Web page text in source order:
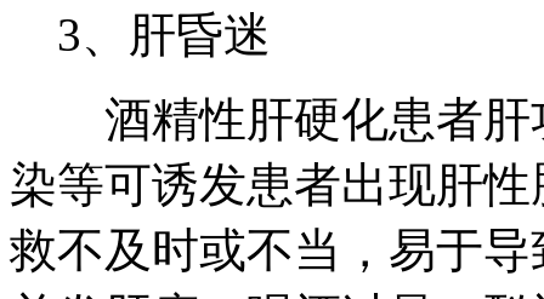
3、肝昏迷
酒精性肝硬化患者肝
染等可诱发患者出现肝
救不及时或不当，易于